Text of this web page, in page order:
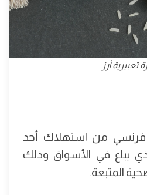
تعبيرية أرز
من استهلاك أحد
يباع في الأسواق وذلك
المتبعة.